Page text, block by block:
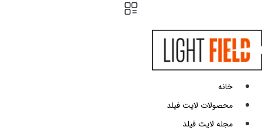
به
محتوا
خانه
محصولات لایت فیلد
مجله لایت فیلد